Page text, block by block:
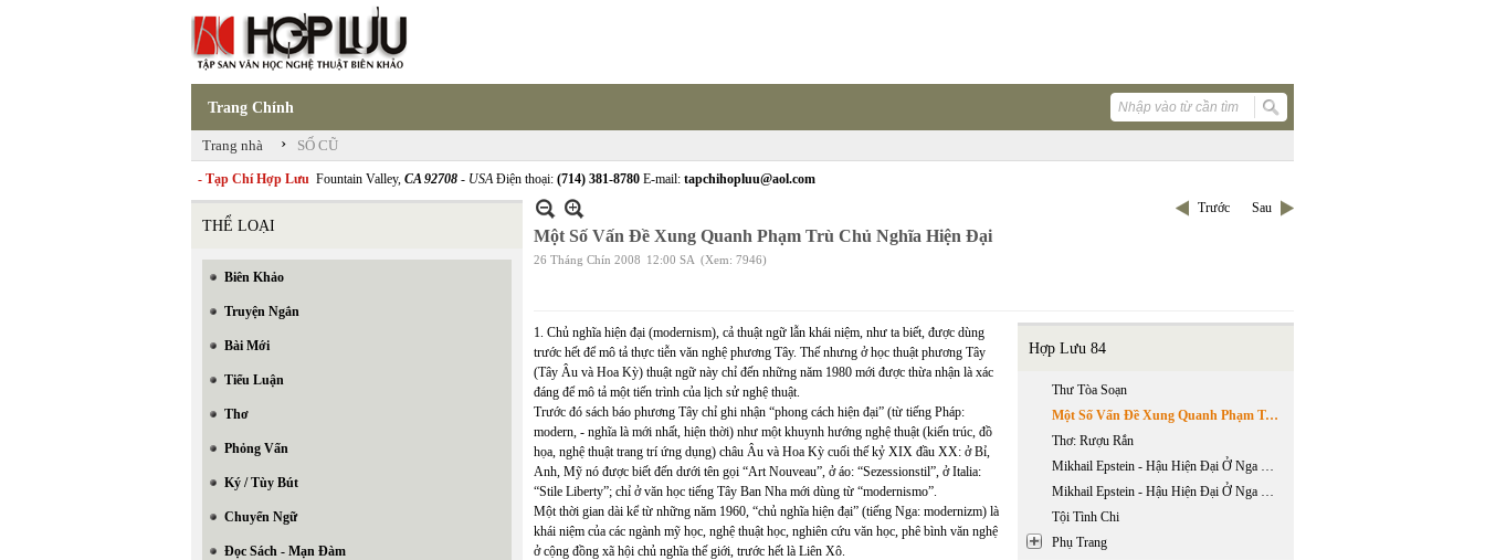
Trang Chính
Trang nhà › SỐ CŨ
- Tạp Chí Hợp Lưu Fountain Valley, CA 92708 - USAĐiện thoại: (714) 381-8780 E-mail: tapchihopluu@aol.com
THỂ LOẠI
Biên Khảo
Truyện Ngắn
Bài Mới
Tiểu Luận
Thơ
Phỏng Vấn
Ký / Tùy Bút
Chuyển Ngữ
Đọc Sách - Mạn Đàm
Trước Sau
Một Số Vấn Đề Xung Quanh Phạm Trù Chủ Nghĩa Hiện Đại
26 Tháng Chín 2008 12:00 SA (Xem: 7946)
Hợp Lưu 84
Thư Tòa Soạn
Một Số Vấn Đề Xung Quanh Phạm Trù Chủ Nghĩa Hiện Đại
Thơ: Rượu Rắn
Mikhail Epstein - Hậu Hiện Đại Ở Nga Những Quy Luật Chung - Phần 1
Mikhail Epstein - Hậu Hiện Đại Ở Nga Những Quy Luật Chung - Phần 2
Tội Tình Chi
Phụ Trang
1. Chủ nghĩa hiện đại (modernism), cả thuật ngữ lẫn khái niệm, như ta biết, được dùng
trước hết để mô tả thực tiễn văn nghệ phương Tây. Thế nhưng ở học thuật phương Tây
(Tây Âu và Hoa Kỳ) thuật ngữ này chỉ đến những năm 1980 mới được thừa nhận là xác
đáng để mô tả một tiến trình của lịch sử nghệ thuật.
Trước đó sách báo phương Tây chỉ ghi nhận “phong cách hiện đại” (từ tiếng Pháp:
modern, - nghĩa là mới nhất, hiện thời) như một khuynh hướng nghệ thuật (kiến trúc, đồ
họa, nghệ thuật trang trí ứng dụng) châu Âu và Hoa Kỳ cuối thế kỷ XIX đầu XX: ở Bỉ,
Anh, Mỹ nó được biết đến dưới tên gọi “Art Nouveau”, ở áo: “Sezessionstil”, ở Italia:
“Stile Liberty”; chỉ ở văn học tiếng Tây Ban Nha mới dùng từ “modernismo”.
Một thời gian dài kể từ những năm 1960, “chủ nghĩa hiện đại” (tiếng Nga: modernizm) là
khái niệm của các ngành mỹ học, nghệ thuật học, nghiên cứu văn học, phê bình văn nghệ
ở cộng đồng xã hội chủ nghĩa thế giới, trước hết là Liên Xô.